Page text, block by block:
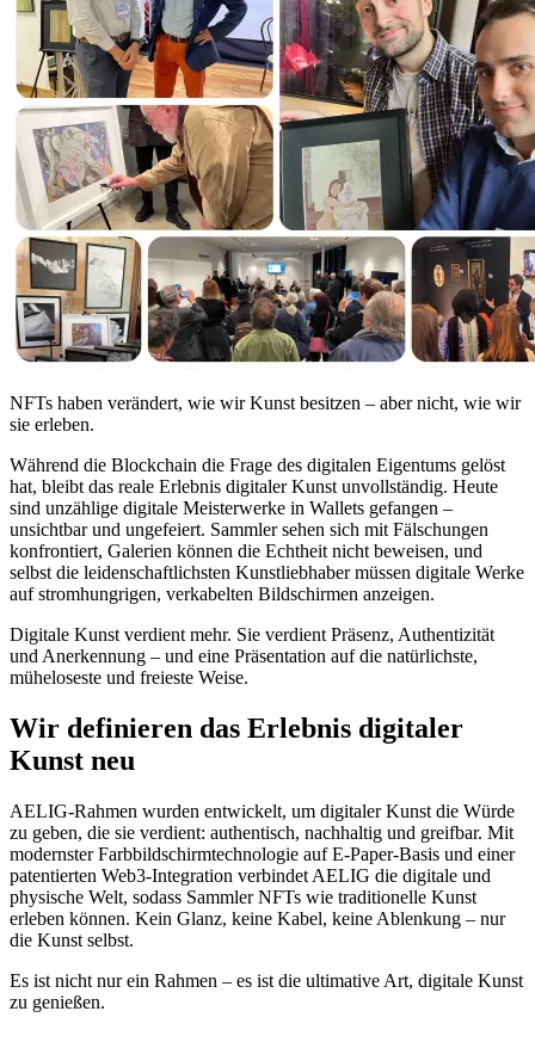
NFTs haben verändert, wie wir Kunst besitzen – aber nicht, wie wir
sie erleben.
Während die Blockchain die Frage des digitalen Eigentums gelöst
hat, bleibt das reale Erlebnis digitaler Kunst unvollständig. Heute
sind unzählige digitale Meisterwerke in Wallets gefangen –
unsichtbar und ungefeiert. Sammler sehen sich mit Fälschungen
konfrontiert, Galerien können die Echtheit nicht beweisen, und
selbst die leidenschaftlichsten Kunstliebhaber müssen digitale Werke
auf stromhungrigen, verkabelten Bildschirmen anzeigen.
Digitale Kunst verdient mehr. Sie verdient Präsenz, Authentizität
und Anerkennung – und eine Präsentation auf die natürlichste,
müheloseste und freieste Weise.
Wir definieren das Erlebnis digitaler
Kunst neu
AELIG-Rahmen wurden entwickelt, um digitaler Kunst die Würde
zu geben, die sie verdient: authentisch, nachhaltig und greifbar. Mit
modernster Farbbildschirmtechnologie auf E-Paper-Basis und einer
patentierten Web3-Integration verbindet AELIG die digitale und
physische Welt, sodass Sammler NFTs wie traditionelle Kunst
erleben können. Kein Glanz, keine Kabel, keine Ablenkung – nur
die Kunst selbst.
Es ist nicht nur ein Rahmen – es ist die ultimative Art, digitale Kunst
zu genießen.